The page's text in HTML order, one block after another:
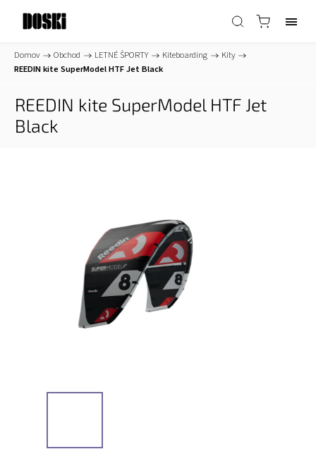
Domov / Obchod / LETNÉ ŠPORTY / Kiteboarding / Kity /
REEDIN kite SuperModel HTF Jet Black
REEDIN kite SuperModel HTF Jet
Black